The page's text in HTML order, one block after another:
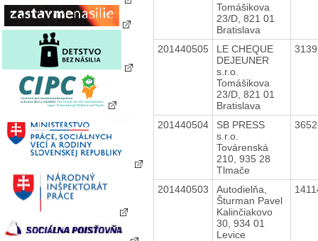
Tomášikova
23/D, 821 01
Bratislava
201440505
LE CHEQUE
DEJEUNER
s.r.o.
Tomášikova
23/D, 821 01
Bratislava
201440504
SB PRESS
s.r.o.
Továrenská
210, 935 28
Tlmače
201440503
Autodielňa,
Šturman Pavel
Kalinčiakovo
30, 934 01
Levice